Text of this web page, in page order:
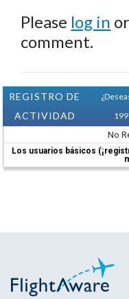
Please log in or
comment.
REGISTRO DE
ACTIVIDAD
No
Los usuarios básicos